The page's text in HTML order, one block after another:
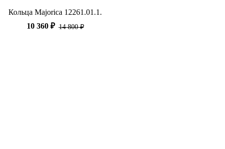
Кольца Majorica 12261.01.1.
10 360 ₽ 14 800 ₽